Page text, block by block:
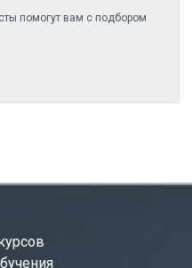
помогут вам с подбором